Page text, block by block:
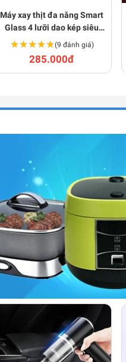
Máy xay thịt đa năng Smart
Glass 4 lưỡi dao kép siêu
sắc bén E102
★★★★★
★★★★★(9 đánh giá)
285.000đ